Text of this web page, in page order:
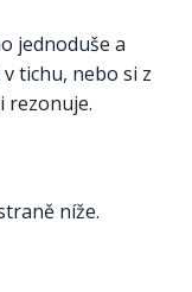
jednoduše a
tichu, nebo si z
rezonuje.
níže.